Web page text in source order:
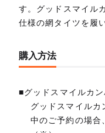
す。グッドスマイル
仕様の網タイツを履
購入方法
■グッドスマイルカ
グッドスマイルカ
中のご予約の場合